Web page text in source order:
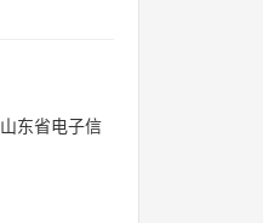
山东省电子信